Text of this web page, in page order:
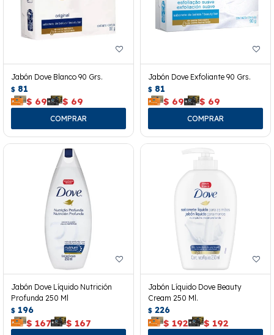
Jabón Dove Blanco 90 Grs.
$ 81
$ 69 $ 69
Jabón Dove Exfoliante 90 Grs.
$ 81
$ 69 $ 69
Jabón Dove Líquido Nutrición
Profunda 250 Ml
$ 196
$ 167 $ 167
Jabón Líquido Dove Beauty
Cream 250 Ml.
$ 226
$ 192 $ 192